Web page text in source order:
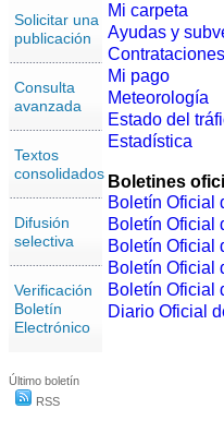
Solicitar una
publicación
Consulta
avanzada
Textos
consolidados
Difusión
selectiva
Verificación
Boletín
Electrónico
Último boletín
RSS
Mi carpeta
Ayudas y
Contrataciones
Mi pago
Meteorología
Estado del
Estadística
Boletines
Boletín Oficial
Boletín Oficial
Boletín Oficial
Boletín Oficial
Boletín Oficial
Diario Oficial